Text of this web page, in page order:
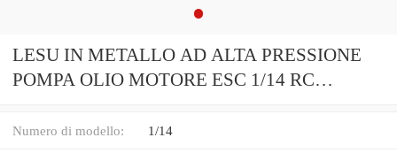
LESU IN METALLO AD ALTA PRESSIONE
POMPA OLIO MOTORE ESC 1/14 RC
Ribaltabile
Numero di modello: 1/14